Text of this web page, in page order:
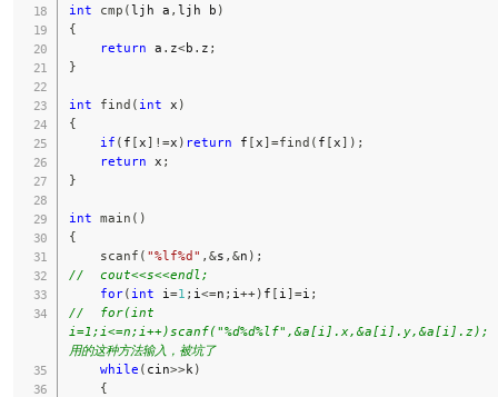
int cmp (ljh a , ljh b )
{
return a . z<b . z ;
}
int find ( int x )
{
if ( f [ x] !=x ) return f [ x]=find ( f [ x] ) ;
return x ;
}
int main ( )
{
scanf ( "%lf%d" , &s , &n ) ;
//  cout<<s<<endl;
for( int i =1 ; i <=n ; i ++) f [ i ]=i ;
//  for(int
i=1;i<=n;i++)scanf("%d%d%lf",&a[i].x,&a[i].y,&a[i].z);
用的这种方法输入，被坑了
while ( cin>>k )
{